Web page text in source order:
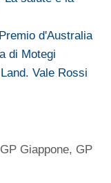
d'Australia
di Motegi
Vale Rossi
GP Giappone, GP